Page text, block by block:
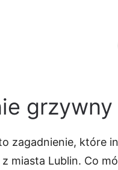
zagadnienie, które
miasta Lublin. Co